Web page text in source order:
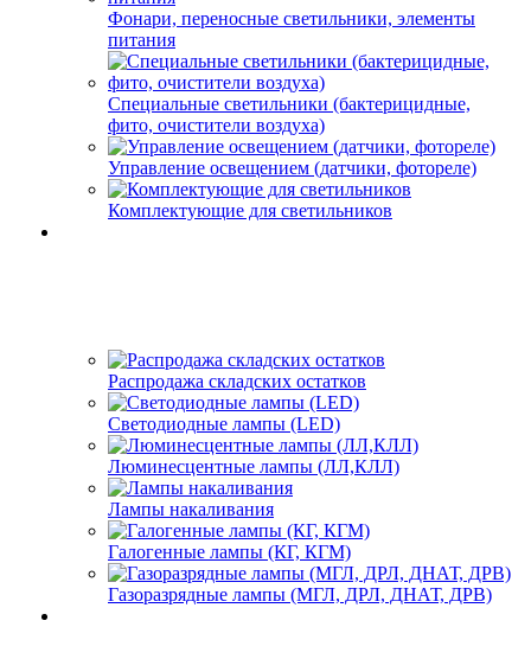
Фонари, переносные светильники, элементы
питания
Специальные светильники (бактерицидные,
фито, очистители воздуха)
Управление освещением (датчики, фотореле)
Комплектующие для светильников
Распродажа складских остатков
Светодиодные лампы (LED)
Люминесцентные лампы (ЛЛ,КЛЛ)
Лампы накаливания
Галогенные лампы (КГ, КГМ)
Газоразрядные лампы (МГЛ, ДРЛ, ДНАТ, ДРВ)